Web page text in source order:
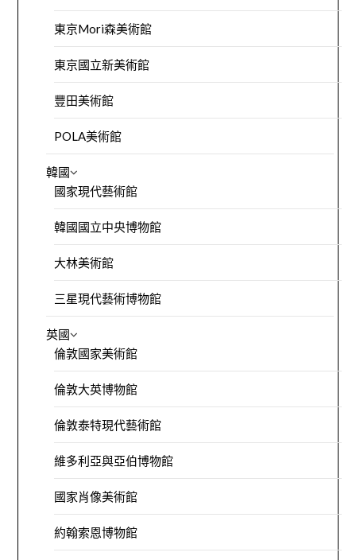
東京Mori森美術館
東京國立新美術館
豐田美術館
POLA美術館
韓國
國家現代藝術館
韓國國立中央博物館
大林美術館
三星現代藝術博物館
英國
倫敦國家美術館
倫敦大英博物館
倫敦泰特現代藝術館
維多利亞與亞伯博物館
國家肖像美術館
約翰索恩博物館